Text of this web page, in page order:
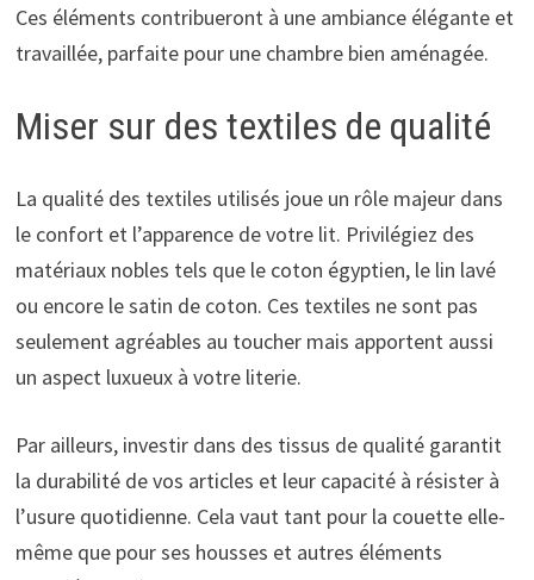
Ces éléments contribueront à une ambiance élégante et
travaillée, parfaite pour une chambre bien aménagée.
Miser sur des textiles de qualité
La qualité des textiles utilisés joue un rôle majeur dans
le confort et l’apparence de votre lit. Privilégiez des
matériaux nobles tels que le coton égyptien, le lin lavé
ou encore le satin de coton. Ces textiles ne sont pas
seulement agréables au toucher mais apportent aussi
un aspect luxueux à votre literie.
Par ailleurs, investir dans des tissus de qualité garantit
la durabilité de vos articles et leur capacité à résister à
l’usure quotidienne. Cela vaut tant pour la couette elle-
même que pour ses housses et autres éléments